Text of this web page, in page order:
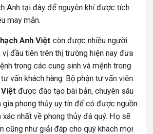
Anh tại đây để nguyên khí được tích
may mắn.
Anh Việt còn được nhiều người
đầu tiên trên thị trường hiện nay đưa
trong các cung sinh và mệnh trong
vấn khách hàng. Bộ phận tư vấn viên
được đào tạo bài bản, chuyên sâu
gia phong thủy uy tín để có được nguồn
nhất về phong thủy đá quý. Họ sẽ
cũng như giải đáp cho quý khách mọi